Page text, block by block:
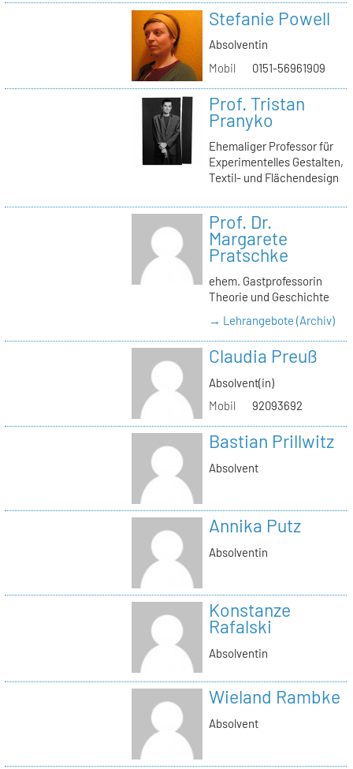
Stefanie Powell
Absolventin
Mobil
0151-56961909
Prof. Tristan
Pranyko
Ehemaliger Professor für
Experimentelles Gestalten,
Textil- und Flächendesign
Prof. Dr.
Margarete
Pratschke
ehem. Gastprofessorin
Theorie und Geschichte
→ Lehrangebote (Archiv)
Claudia Preuß
Absolvent(in)
Mobil
92093692
Bastian Prillwitz
Absolvent
Annika Putz
Absolventin
Konstanze
Rafalski
Absolventin
Wieland Rambke
Absolvent